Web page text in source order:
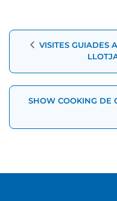
Navegació
VISITES GUIADES
SHOW COOKING DE